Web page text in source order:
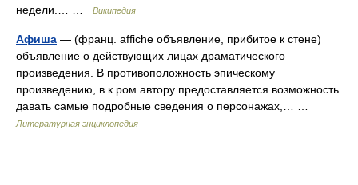
недели.… …
Википедия
Афиша — (франц. affiche объявление, прибитое к стене)
объявление о действующих лицах драматического
произведения. В противоположность эпическому
произведению, в к ром автору предоставляется возможность
давать самые подробные сведения о персонажах,… …
Литературная энциклопедия